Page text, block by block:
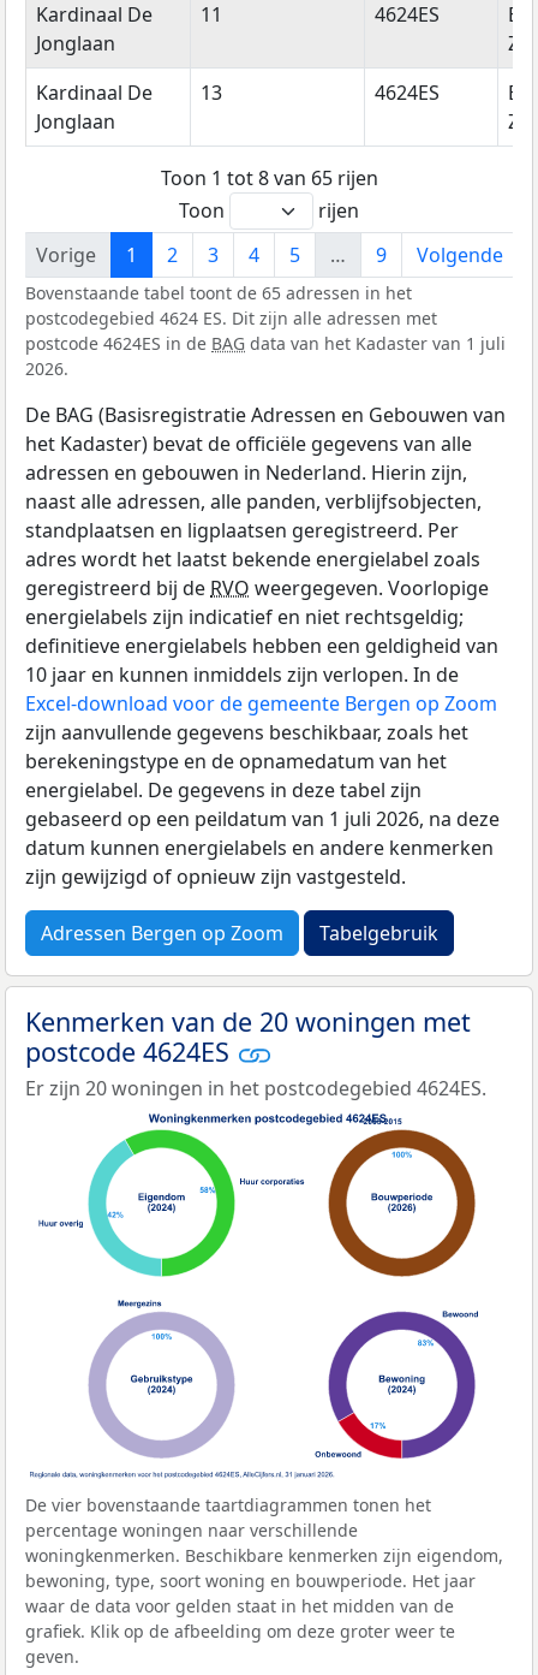
Kardinaal De
Jonglaan
11 4624ES
Kardinaal De
Jonglaan
13 4624ES
Toon 1 tot 8 van 65 rijen
Toon
rijen
Vorige
1 2 3 4 5 … 9 Volgende
Bovenstaande tabel toont de 65 adressen in het
postcodegebied 4624 ES. Dit zijn alle adressen met
postcode 4624ES in de BAG data van het Kadaster van 1 juli
2026.
De BAG (Basisregistratie Adressen en Gebouwen van
het Kadaster) bevat de officiële gegevens van alle
adressen en gebouwen in Nederland. Hierin zijn,
naast alle adressen, alle panden, verblijfsobjecten,
standplaatsen en ligplaatsen geregistreerd. Per
adres wordt het laatst bekende energielabel zoals
geregistreerd bij de RVO weergegeven. Voorlopige
energielabels zijn indicatief en niet rechtsgeldig;
definitieve energielabels hebben een geldigheid van
10 jaar en kunnen inmiddels zijn verlopen. In de
Excel-download voor de gemeente Bergen op Zoom
zijn aanvullende gegevens beschikbaar, zoals het
berekeningstype en de opnamedatum van het
energielabel. De gegevens in deze tabel zijn
gebaseerd op een peildatum van 1 juli 2026, na deze
datum kunnen energielabels en andere kenmerken
zijn gewijzigd of opnieuw zijn vastgesteld.
Adressen Bergen op Zoom Tabelgebruik
Kenmerken van de 20 woningen met
postcode 4624ES
Er zijn 20 woningen in het postcodegebied 4624ES.
De vier bovenstaande taartdiagrammen tonen het
percentage woningen naar verschillende
woningkenmerken. Beschikbare kenmerken zijn eigendom,
bewoning, type, soort woning en bouwperiode. Het jaar
waar de data voor gelden staat in het midden van de
grafiek. Klik op de afbeelding om deze groter weer te
geven.